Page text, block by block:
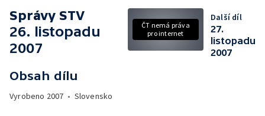
Správy STV
26. listopadu
2007
Obsah dílu
Vyrobeno 2007 • Slovensko
ČT nemá práva
pro internet
Další díl
27.
listopadu
2007